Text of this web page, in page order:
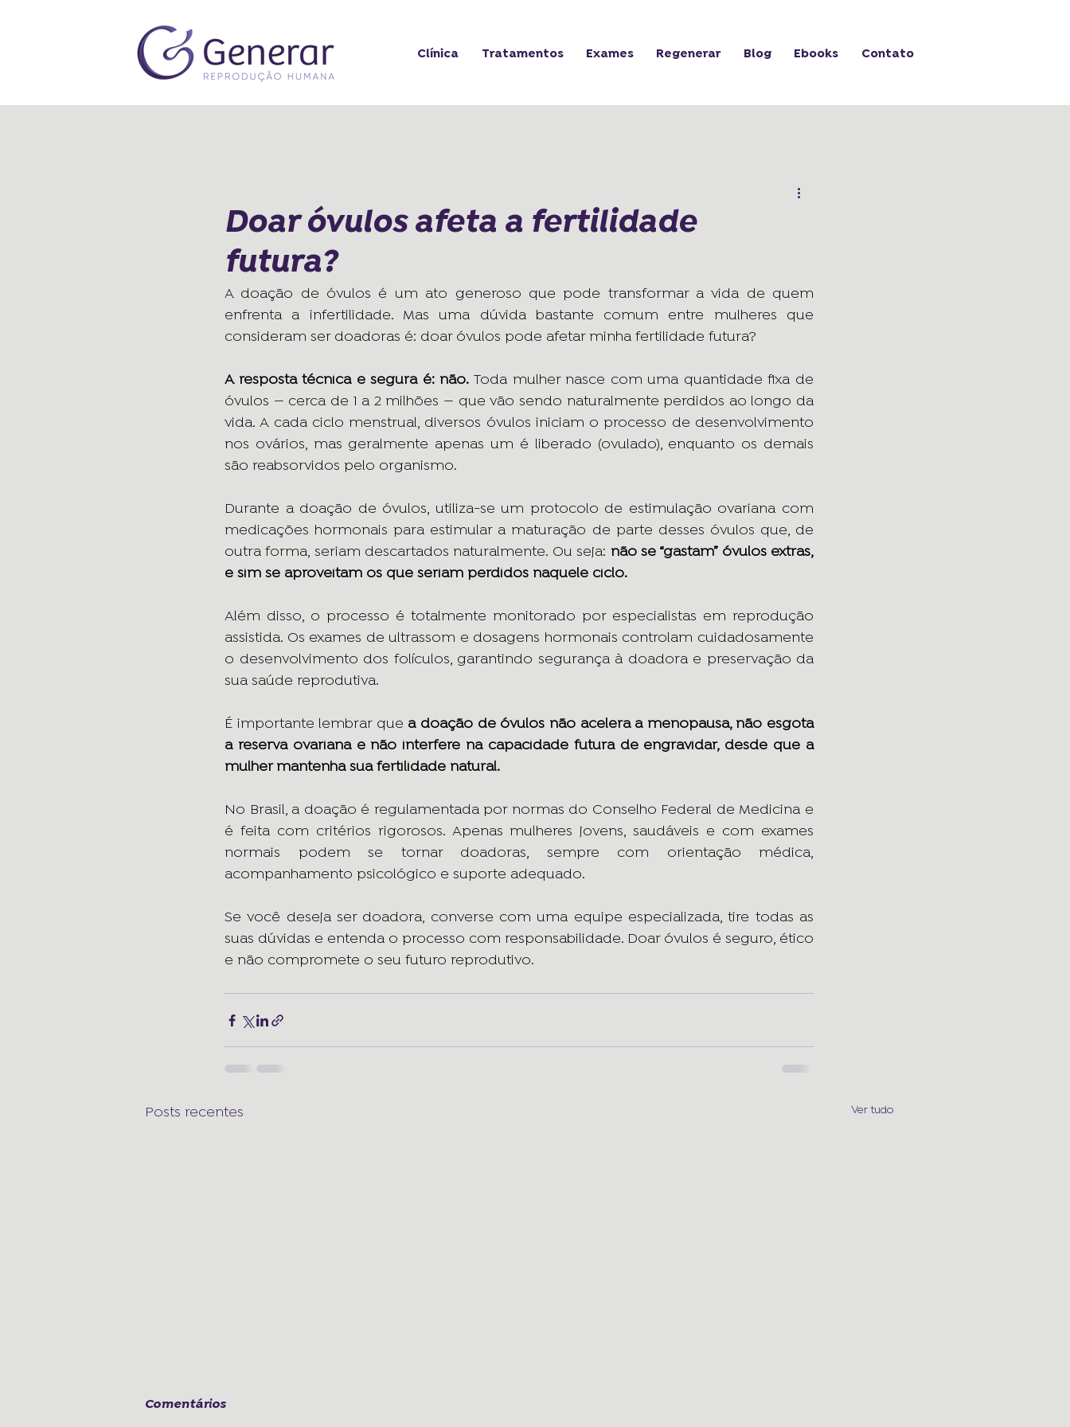
Clínica Tratamentos Exames Regenerar Blog Ebooks Contato
Doar óvulos afeta a fertilidade
futura?
A doação de óvulos é um ato generoso que pode transformar a vida de quem
enfrenta a infertilidade. Mas uma dúvida bastante comum entre mulheres que
consideram ser doadoras é: doar óvulos pode afetar minha fertilidade futura?
A resposta técnica e segura é: não. Toda mulher nasce com uma quantidade fixa de
óvulos — cerca de 1 a 2 milhões — que vão sendo naturalmente perdidos ao longo da
vida. A cada ciclo menstrual, diversos óvulos iniciam o processo de desenvolvimento
nos ovários, mas geralmente apenas um é liberado (ovulado), enquanto os demais
são reabsorvidos pelo organismo.
Durante a doação de óvulos, utiliza-se um protocolo de estimulação ovariana com
medicações hormonais para estimular a maturação de parte desses óvulos que, de
outra forma, seriam descartados naturalmente. Ou seja: não se “gastam” óvulos extras,
e sim se aproveitam os que seriam perdidos naquele ciclo.
Além disso, o processo é totalmente monitorado por especialistas em reprodução
assistida. Os exames de ultrassom e dosagens hormonais controlam cuidadosamente
o desenvolvimento dos folículos, garantindo segurança à doadora e preservação da
sua saúde reprodutiva.
É importante lembrar que a doação de óvulos não acelera a menopausa, não esgota
a reserva ovariana e não interfere na capacidade futura de engravidar, desde que a
mulher mantenha sua fertilidade natural.
No Brasil, a doação é regulamentada por normas do Conselho Federal de Medicina e
é feita com critérios rigorosos. Apenas mulheres jovens, saudáveis e com exames
normais podem se tornar doadoras, sempre com orientação médica,
acompanhamento psicológico e suporte adequado.
Se você deseja ser doadora, converse com uma equipe especializada, tire todas as
suas dúvidas e entenda o processo com responsabilidade. Doar óvulos é seguro, ético
e não compromete o seu futuro reprodutivo.
Posts recentes Ver tudo
Comentários